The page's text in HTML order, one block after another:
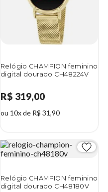
Relógio CHAMPION feminino
digital dourado CH48224V
R$ 319,00
ou 10x de R$ 31,90
Relógio CHAMPION feminino
digital dourado CH48180V